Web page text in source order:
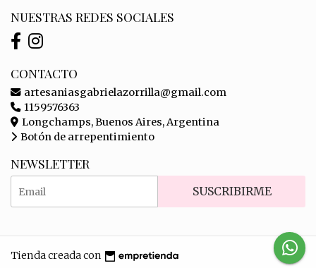
NUESTRAS REDES SOCIALES
CONTACTO
artesaniasgabrielazorrilla@gmail.com
1159576363
Longchamps, Buenos Aires, Argentina
Botón de arrepentimiento
NEWSLETTER
SUSCRIBIRME
Tienda creada con